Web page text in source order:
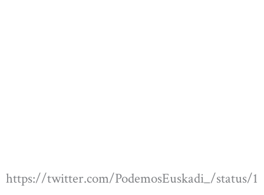
https://twitter.com/PodemosEuskadi_/status/1